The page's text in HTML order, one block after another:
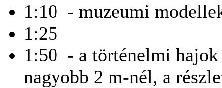
1:10 - muzeumi
1:25
1:50 - a történelmi
nagyobb 2 m-nél, a